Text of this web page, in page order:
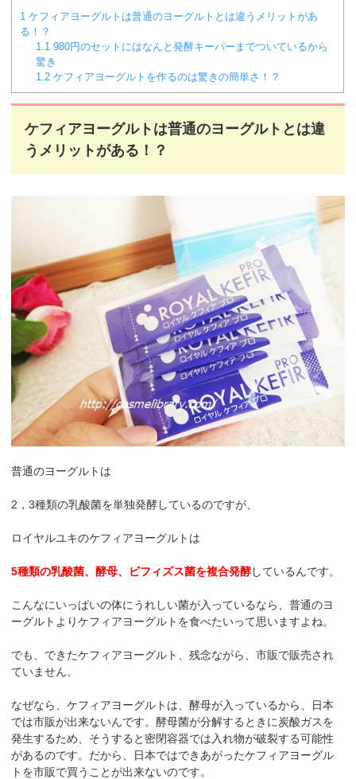
1 ケフィアヨーグルトは普通のヨーグルトとは違うメリットがあ
る！？
1.1 980円のセットにはなんと発酵キーパーまでついているから
驚き
1.2 ケフィアヨーグルトを作るのは驚きの簡単さ！？
ケフィアヨーグルトは普通のヨーグルトとは違
うメリットがある！？
普通のヨーグルトは
2，3種類の乳酸菌を単独発酵しているのですが、
ロイヤルユキのケフィアヨーグルトは
5種類の乳酸菌、酵母、ビフィズス菌を複合発酵しているんです。
こんなにいっぱいの体にうれしい菌が入っているなら、普通のヨ
ーグルトよりケフィアヨーグルトを食べたいって思いますよね。
でも、できたケフィアヨーグルト、残念ながら、市販で販売され
ていません。
なぜなら、ケフィアヨーグルトは、酵母が入っているから、日本
では市販が出来ないんです。酵母菌が分解するときに炭酸ガスを
発生するため、そうすると密閉容器では入れ物が破裂する可能性
があるのです。だから、日本ではできあがったケフィアヨーグル
トを市販で買うことが出来ないのです。